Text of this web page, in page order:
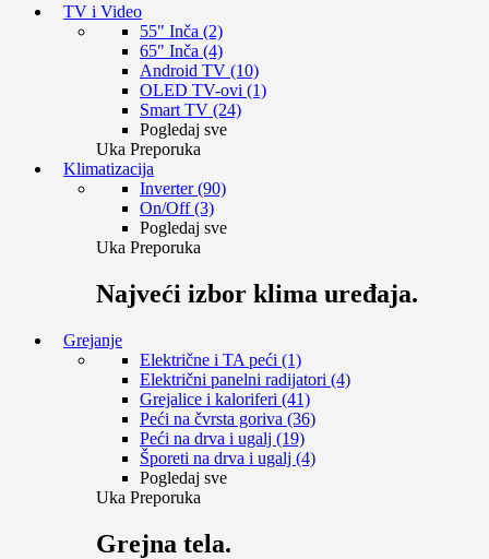
TV i Video
55" Inča (2)
65" Inča (4)
Android TV (10)
OLED TV-ovi (1)
Smart TV (24)
Pogledaj sve
Uka Preporuka
Klimatizacija
Inverter (90)
On/Off (3)
Pogledaj sve
Uka Preporuka
Najveći izbor klima uređaja.
Grejanje
Električne i TA peći (1)
Električni panelni radijatori (4)
Grejalice i kaloriferi (41)
Peći na čvrsta goriva (36)
Peći na drva i ugalj (19)
Šporeti na drva i ugalj (4)
Pogledaj sve
Uka Preporuka
Grejna tela.